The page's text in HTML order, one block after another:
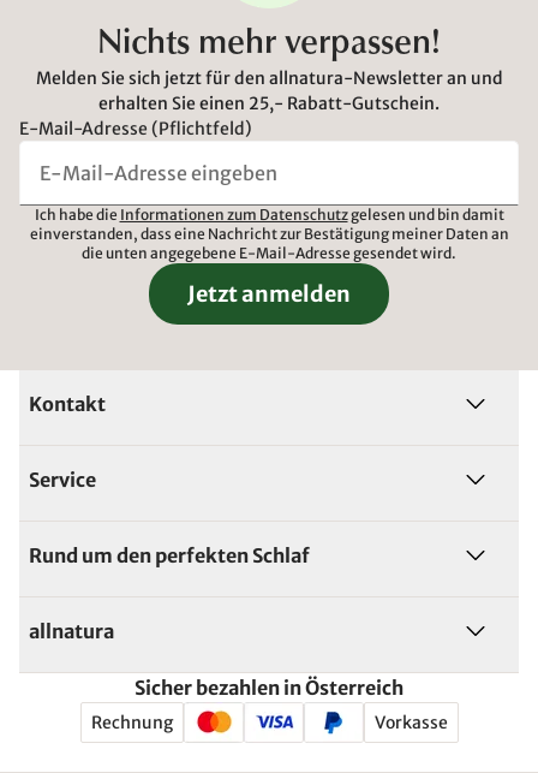
Nichts mehr verpassen!
Melden Sie sich jetzt für den allnatura-Newsletter an und
erhalten Sie einen 25,- Rabatt-Gutschein.
E-Mail-Adresse (Pflichtfeld)
Ich habe die Informationen zum Datenschutzgelesen und bin damit
einverstanden, dass eine Nachricht zur Bestätigung meiner Daten an
die unten angegebene E-Mail-Adresse gesendet wird.
Jetzt anmelden
Kontakt
Service
Rund um den perfekten Schlaf
allnatura
Sicher bezahlen in Österreich
Rechnung Vorkasse